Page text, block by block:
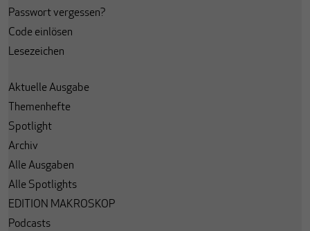
Passwort vergessen?
Code einlösen
Lesezeichen
Aktuelle Ausgabe
Themenhefte
Spotlight
Archiv
Alle Ausgaben
Alle Spotlights
EDITION MAKROSKOP
Podcasts